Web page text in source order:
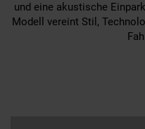
und eine akustische
Modell vereint Stil,